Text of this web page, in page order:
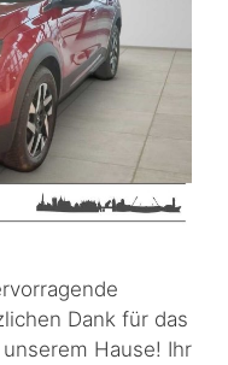
Dank für das
Hause! Ihr